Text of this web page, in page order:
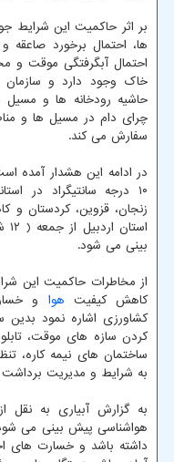
بر اثر حاکمیت این شرایط
ها، احتمال برخورد صاعقه
احتمال آبگرفتگی موقت و
خاک وجود دارد و سازمان
حاشیه رودخانه ها و مسیل
چرای دام در مسیل ها و
سفارش می کند.
۱۰ درجه سانتیگراد در
بینی می شود.
از مخاطرات حاکمیت این
کاهش کیفیت هوا و
کشاورزی اشاره نمود
کردن سازه های موقت،
ساختمان های نیمه کاره،
به شرایط و مدیریت
به گزارش آبیاری به نقل
هواشناسی پیش بینی می
داشته باشد و خسارت های